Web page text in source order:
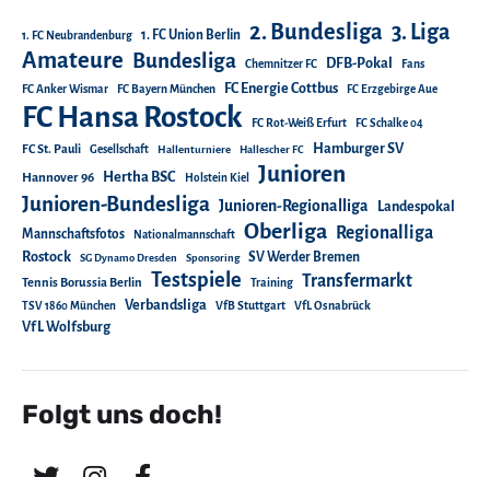
1. FC Neubrandenburg 1. FC Union Berlin 2. Bundesliga 3. Liga
Amateure Bundesliga Chemnitzer FC DFB-Pokal Fans
FC Anker Wismar FC Bayern München FC Energie Cottbus FC Erzgebirge Aue
FC Hansa Rostock FC Rot-Weiß Erfurt FC Schalke 04
FC St. Pauli Gesellschaft Hallenturniere Hallescher FC Hamburger SV
Hannover 96 Hertha BSC Holstein Kiel Junioren
Junioren-Bundesliga Junioren-Regionalliga
Landespokal
Mannschaftsfotos
Nationalmannschaft Oberliga Regionalliga
Rostock SG Dynamo Dresden Sponsoring SV Werder Bremen
Tennis Borussia Berlin Testspiele Training Transfermarkt
TSV 1860 München Verbandsliga VfB Stuttgart VfL Osnabrück
VfL Wolfsburg
Folgt uns doch!